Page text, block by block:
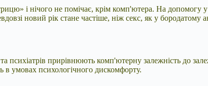
і нічого не помічає, крім комп'ютера. На допомогу
новий рік стане частіше, ніж секс, як у бородатому
психіатрів прирівнюють комп'ютерну залежність до
умовах психологічного дискомфорту.